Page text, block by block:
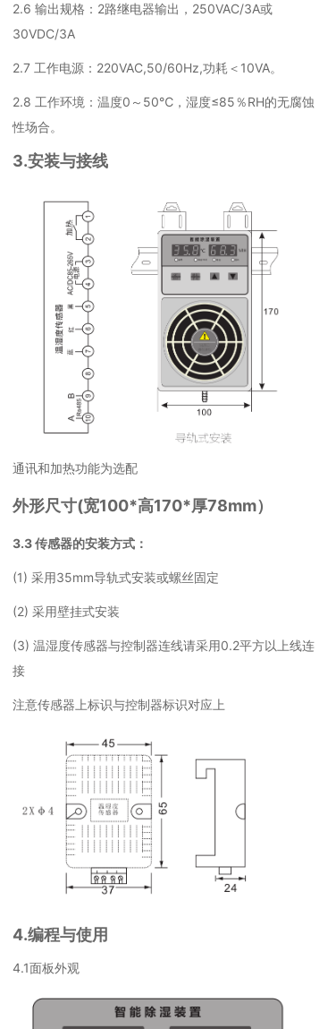
2.6 输出规格：2路继电器输出，250VAC/3A或
30VDC/3A
2.7 工作电源：220VAC,50/60Hz,功耗＜10VA。
2.8 工作环境：温度0～50℃，湿度≤85％RH的无腐蚀
性场合。
3.安装与接线
通讯和加热功能为选配
外形尺寸(宽100*高170*厚78mm）
3.3 传感器的安装方式：
(1) 采用35mm导轨式安装或螺丝固定
(2) 采用壁挂式安装
(3) 温湿度传感器与控制器连线请采用0.2平方以上线连
接
注意传感器上标识与控制器标识对应上
4.编程与使用
4.1面板外观